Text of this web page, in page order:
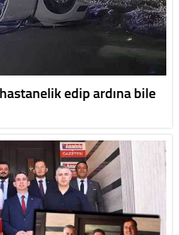
edip ardına bile